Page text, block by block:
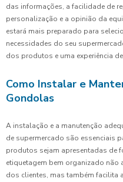
das informações, a facilidade de
personalização e a opinião da
estará mais preparado para
necessidades do seu
dos produtos e uma experiência
Como Instalar e
Gondolas
A instalação e a manutenção
de supermercado são essenciais
produtos sejam apresentadas de
etiquetagem bem organizado não
dos clientes, mas também facilita